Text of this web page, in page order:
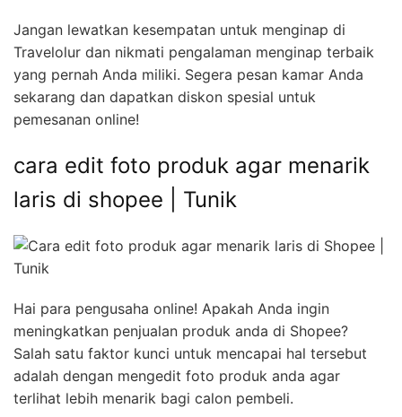
Jangan lewatkan kesempatan untuk menginap di
Travelolur dan nikmati pengalaman menginap terbaik
yang pernah Anda miliki. Segera pesan kamar Anda
sekarang dan dapatkan diskon spesial untuk
pemesanan online!
cara edit foto produk agar menarik
laris di shopee | Tunik
Hai para pengusaha online! Apakah Anda ingin
meningkatkan penjualan produk anda di Shopee?
Salah satu faktor kunci untuk mencapai hal tersebut
adalah dengan mengedit foto produk anda agar
terlihat lebih menarik bagi calon pembeli.